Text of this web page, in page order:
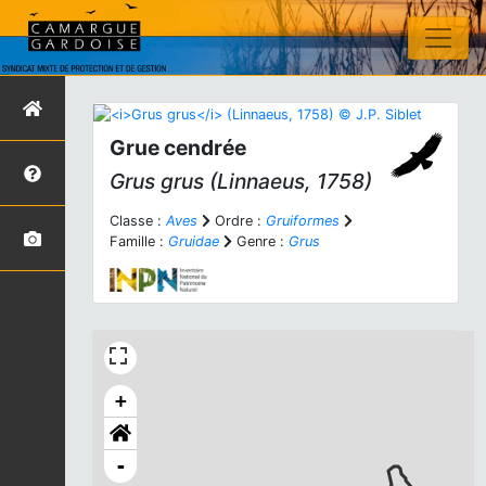
Grue cendrée
Grus grus (Linnaeus, 1758)
Classe : Aves Ordre : Gruiformes
Famille : Gruidae Genre : Grus
+
-